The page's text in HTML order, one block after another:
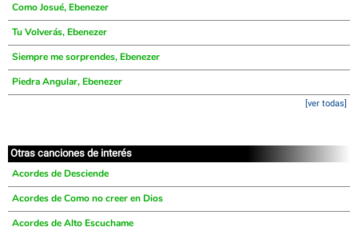
Como Josué, Ebenezer
Tu Volverás, Ebenezer
Siempre me sorprendes, Ebenezer
Piedra Angular, Ebenezer
[ver todas]
Otras canciones de interés
Acordes de Desciende
Acordes de Como no creer en Dios
Acordes de Alto Escuchame